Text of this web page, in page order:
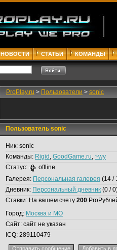
НОВОСТИ СТАТЬИ КОМАНДЫ
ProPlay.ru > Пользователи > sonic
Пользователь sonic
Ник: sonic
Команды: Rigid , GoodGame.ru, ~wy
Статус:
offline
Галерея: Персональная галерея (14 /
Дневник: Персональный дневник (0 /
Ставки: На вашем счету 200
Город: Москва и МО
Сайт: сайт не указан
ICQ: 289110479